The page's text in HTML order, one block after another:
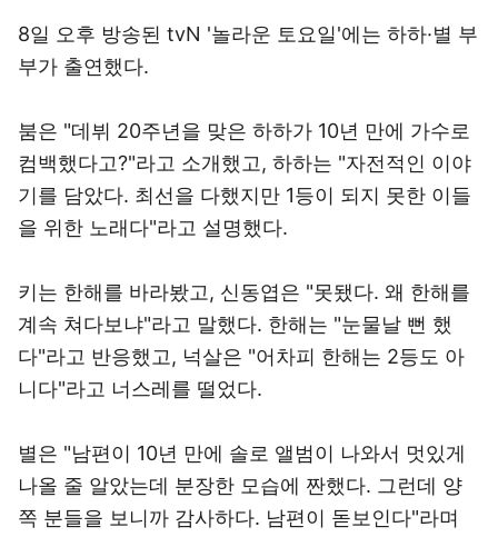
8일 오후 방송된 tvN '놀라운 토요일'에는 하하·별 부
부가 출연했다.
붐은 "데뷔 20주년을 맞은 하하가 10년 만에 가수로
컴백했다고?"라고 소개했고, 하하는 "자전적인 이야
기를 담았다. 최선을 다했지만 1등이 되지 못한 이들
을 위한 노래다"라고 설명했다.
키는 한해를 바라봤고, 신동엽은 "못됐다. 왜 한해를
계속 쳐다보냐"라고 말했다. 한해는 "눈물날 뻔 했
다"라고 반응했고, 넉살은 "어차피 한해는 2등도 아
니다"라고 너스레를 떨었다.
별은 "남편이 10년 만에 솔로 앨범이 나와서 멋있게
나올 줄 알았는데 분장한 모습에 짠했다. 그런데 양
쪽 분들을 보니까 감사하다. 남편이 돋보인다"라며